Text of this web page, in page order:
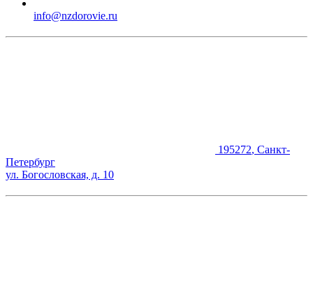
info@nzdorovie.ru
195272, Санкт-
Петербург
ул. Богословская, д. 10